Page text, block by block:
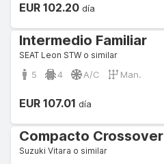
EUR 102.20 día
Intermedio Familiar
SEAT Leon STW o similar
5 4 A/C Man.
EUR 107.01 día
Compacto Crossover
Suzuki Vitara o similar